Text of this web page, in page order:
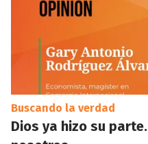
Buscando la verdad
Dios ya hizo su